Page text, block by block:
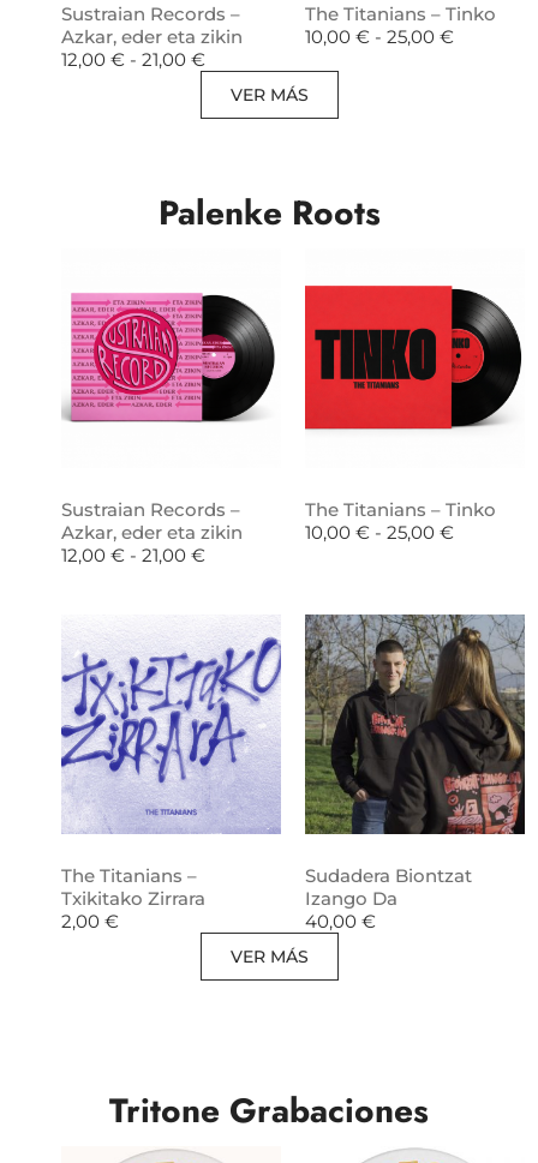
Sustraian Records –
Azkar, eder eta zikin
12,00 € - 21,00 €
The Titanians – Tinko
10,00 € - 25,00 €
VER MÁS
Palenke Roots
Sustraian Records –
Azkar, eder eta zikin
12,00 € - 21,00 €
The Titanians – Tinko
10,00 € - 25,00 €
The Titanians –
Txikitako Zirrara
2,00 €
Sudadera Biontzat
Izango Da
40,00 €
VER MÁS
Tritone Grabaciones